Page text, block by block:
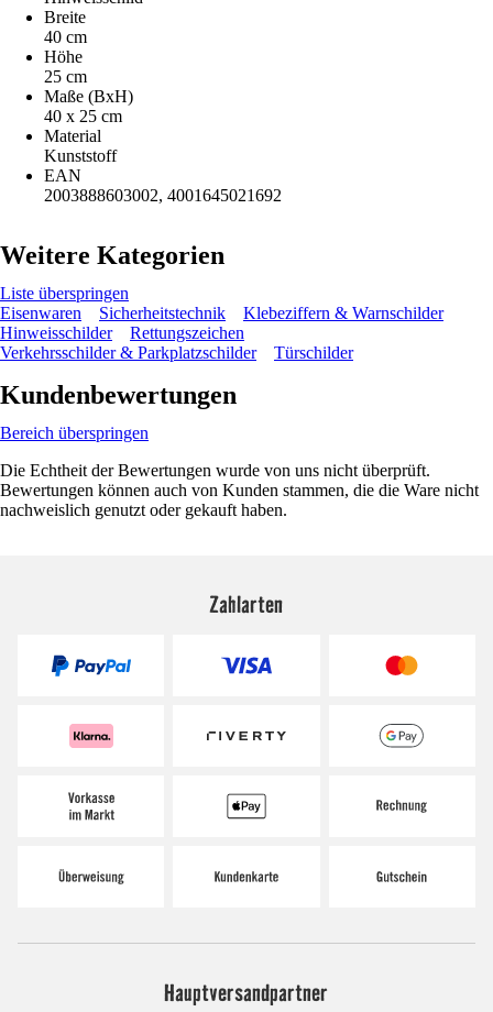
Breite
40 cm
Höhe
25 cm
Maße (BxH)
40 x 25 cm
Material
Kunststoff
EAN
2003888603002, 4001645021692
Weitere Kategorien
Liste überspringen
Eisenwaren
Sicherheitstechnik
Klebeziffern & Warnschilder
Hinweisschilder
Rettungszeichen
Verkehrsschilder & Parkplatzschilder
Türschilder
Kundenbewertungen
Bereich überspringen
Die Echtheit der Bewertungen wurde von uns nicht überprüft.
Bewertungen können auch von Kunden stammen, die die Ware nicht
nachweislich genutzt oder gekauft haben.
Zahlarten
Hauptversandpartner